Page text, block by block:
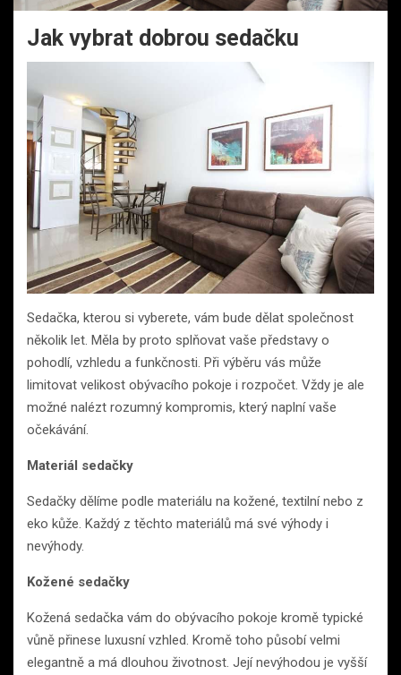
Jak vybrat dobrou sedačku
Sedačka, kterou si vyberete, vám bude dělat společnost
několik let. Měla by proto splňovat vaše představy o
pohodlí, vzhledu a funkčnosti. Při výběru vás může
limitovat velikost obývacího pokoje i rozpočet. Vždy je ale
možné nalézt rozumný kompromis, který naplní vaše
očekávání.
Materiál sedačky
Sedačky dělíme podle materiálu na kožené, textilní nebo z
eko kůže. Každý z těchto materiálů má své výhody i
nevýhody.
Kožené sedačky
Kožená sedačka vám do obývacího pokoje kromě typické
vůně přinese luxusní vzhled. Kromě toho působí velmi
elegantně a má dlouhou životnost. Její nevýhodou je vyšší